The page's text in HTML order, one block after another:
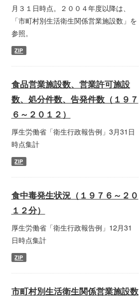
月３１日時点。２００４年度以降は、
「市町村別生活衛生関係営業施設数」を
参照。
ZIP
食品営業施設数、営業許可施設
数、処分件数、告発件数（１９７
６～２０１２）
厚生労働省「衛生行政報告例」3月31日
時点集計
ZIP
食中毒発生状況（１９７６～２０
１２分）
厚生労働省「衛生行政報告例」12月31
日時点集計
ZIP
市町村別生活衛生関係営業施設数